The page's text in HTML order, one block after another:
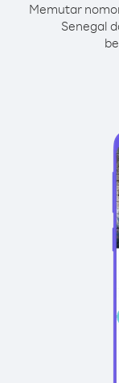
Memutar
Senegal